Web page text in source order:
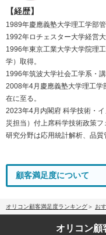
【経歴】
1989年慶應義塾大学理工学部管
1992年ロチェスター大学経営
1996年東京工業大学大学院理
学）取得。
1996年筑波大学社会工学系・
2008年4月慶應義塾大学理工
在に至る。
2023年4月内閣府 科学技術・
災担当）付上席科学技術政策フ
研究分野は応用統計解析、品質
顧客満足度について
オリコン顧客満足度ランキング お
オリコン顧